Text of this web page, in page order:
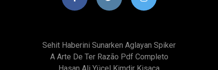
Sehit Haberini Sunarken Aglayan Spiker
A Arte De Ter Razão Pdf Completo